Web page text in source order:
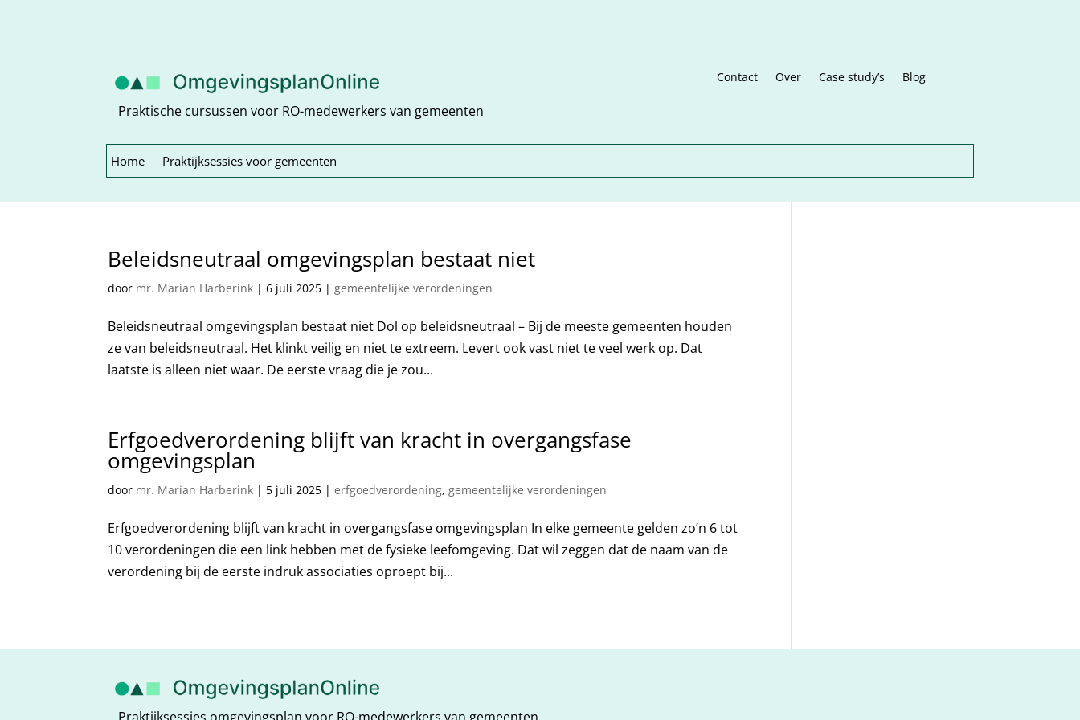
Praktische cursussen voor RO-medewerkers van gemeenten
Contact Over Case study’s Blog
Home Praktijksessies voor gemeenten
Beleidsneutraal omgevingsplan bestaat niet
door mr. Marian Harberink |6 juli 2025 |gemeentelijke verordeningen
Beleidsneutraal omgevingsplan bestaat niet Dol op beleidsneutraal – Bij de meeste gemeenten houden
ze van beleidsneutraal. Het klinkt veilig en niet te extreem. Levert ook vast niet te veel werk op. Dat
laatste is alleen niet waar. De eerste vraag die je zou...
Erfgoedverordening blijft van kracht in overgangsfase
omgevingsplan
door mr. Marian Harberink | 5 juli 2025 |erfgoedverordening,gemeentelijke verordeningen
Erfgoedverordening blijft van kracht in overgangsfase omgevingsplan In elke gemeente gelden zo’n 6 tot
10 verordeningen die een link hebben met de fysieke leefomgeving. Dat wil zeggen dat de naam van de
verordening bij de eerste indruk associaties oproept bij...